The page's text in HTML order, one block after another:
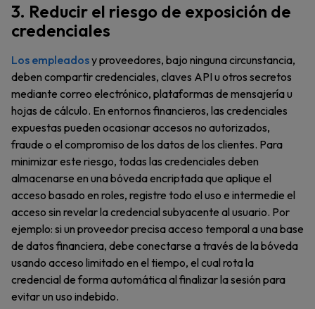
3. Reducir el riesgo de exposición de
credenciales
Los empleadosy proveedores, bajo ninguna circunstancia,
deben compartir credenciales, claves API u otros secretos
mediante correo electrónico, plataformas de mensajería u
hojas de cálculo. En entornos financieros, las credenciales
expuestas pueden ocasionar accesos no autorizados,
fraude o el compromiso de los datos de los clientes. Para
minimizar este riesgo, todas las credenciales deben
almacenarse en una bóveda encriptada que aplique el
acceso basado en roles, registre todo el uso e intermedie el
acceso sin revelar la credencial subyacente al usuario. Por
ejemplo: si un proveedor precisa acceso temporal a una base
de datos financiera, debe conectarse a través de la bóveda
usando acceso limitado en el tiempo, el cual rota la
credencial de forma automática al finalizar la sesión para
evitar un uso indebido.